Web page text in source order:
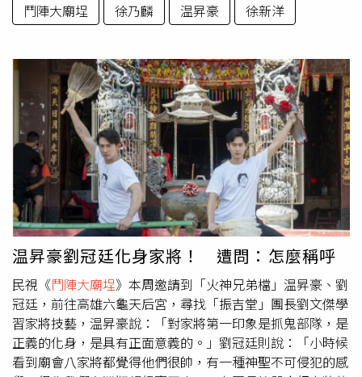
鬥陣大廟埕
徐乃麟 温昇豪 徐新洋
温昇豪劉冠廷化身家將！ 遭問：怎麼稱呼
民視《鬥陣大廟埕》本周邀請到「火神兄弟檔」温昇豪、劉
冠廷，前往高雄六龜天后宮，尋找「振吉堂」團長劉文傑學
習家將技藝，温昇豪說：「對家將第一印象是抓鬼部隊，是
正義的化身，是具有正面意義的。」劉冠廷則說：「小時候
看到廟會八家將都覺得他們很帥，有一種神聖不可侵犯的感